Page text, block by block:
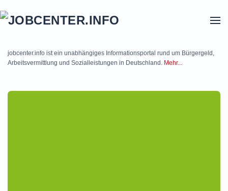
jobcenter.info ist ein unabhängiges Informationsportal rund um Bürgergeld,
Arbeitsvermittlung und Sozialleistungen in Deutschland. Mehr...